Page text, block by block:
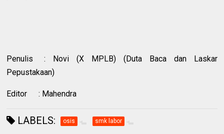
Penulis
: Novi (X MPLB) (Duta Baca dan Laskar
Pepustakaan)
Editor : Mahendra
LABELS: osis smk labor